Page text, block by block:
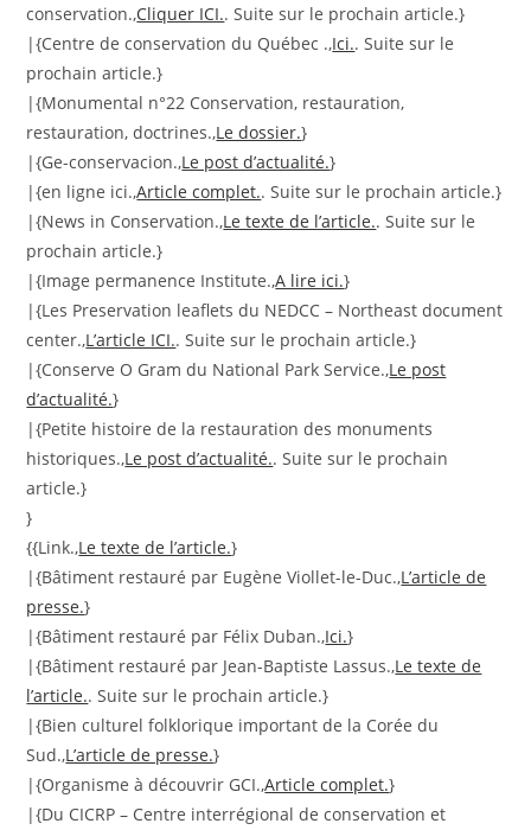
conservation.,Cliquer ICI.. Suite sur le prochain article.}
|{Centre de conservation du Québec .,Ici.. Suite sur le
prochain article.}
|{Monumental n°22 Conservation, restauration,
restauration, doctrines.,Le dossier.}
|{Ge-conservacion.,Le post d’actualité.}
|{en ligne ici.,Article complet.. Suite sur le prochain article.}
|{News in Conservation.,Le texte de l’article.. Suite sur le
prochain article.}
|{Image permanence Institute.,A lire ici.}
|{Les Preservation leaflets du NEDCC – Northeast document
center.,L’article ICI.. Suite sur le prochain article.}
|{Conserve O Gram du National Park Service.,Le post
d’actualité.}
|{Petite histoire de la restauration des monuments
historiques.,Le post d’actualité.. Suite sur le prochain
article.}
}
{{Link.,Le texte de l’article.}
|{Bâtiment restauré par Eugène Viollet-le-Duc.,L’article de
presse.}
|{Bâtiment restauré par Félix Duban.,Ici.}
|{Bâtiment restauré par Jean-Baptiste Lassus.,Le texte de
l’article.. Suite sur le prochain article.}
|{Bien culturel folklorique important de la Corée du
Sud.,L’article de presse.}
|{Organisme à découvrir GCI.,Article complet.}
|{Du CICRP – Centre interrégional de conservation et